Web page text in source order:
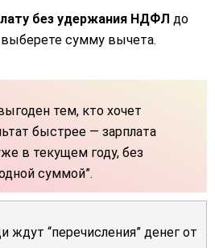
без удержания НДФЛ до
выберете сумму вычета.
тем, кто хочет
быстрее — зарплата
в текущем году, без
суммой”.
ждут “перечисления” денег от